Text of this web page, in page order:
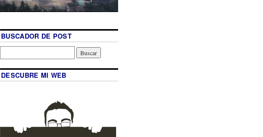
BUSCADOR DE POST
DESCUBRE MI WEB